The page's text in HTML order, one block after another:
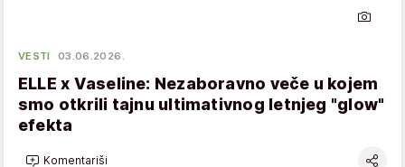
VESTI 03.06.2026.
ELLE x Vaseline: Nezaboravno veče u kojem
smo otkrili tajnu ultimativnog letnjeg "glow"
efekta
Komentariši